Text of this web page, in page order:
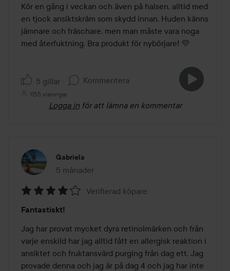
Kör en gång i veckan och även på halsen, alltid med
en tjock ansiktskräm som skydd innan. Huden känns
jämnare och fräschare, men man måste vara noga
med återfuktning. Bra produkt för nybörjare! 💛
5 gillar Kommentera
1155 visningar
Logga in för att lämna en kommentar
Gabriela
5 månader
Inlägget skapades 5 månader
4
av
5
Verifierad köpare
Fantastiskt!
Jag har provat mycket dyra retinolmärken och från
varje enskild har jag alltid fått en allergisk reaktion i
ansiktet och fruktansvärd purging från dag ett. Jag
provade denna och jag är på dag 4 och jag har inte